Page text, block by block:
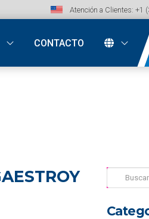
Atención a Clientes: +1
CONTACTO
Buscar
por: